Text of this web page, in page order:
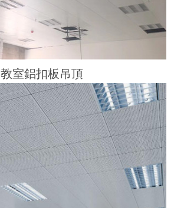
教室鋁扣板吊頂